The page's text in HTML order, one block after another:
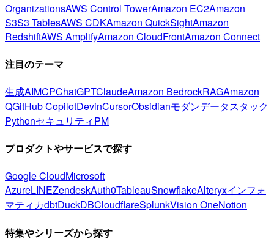
OrganizationsAWS Control TowerAmazon EC2Amazon
S3S3 TablesAWS CDKAmazon QuickSightAmazon
RedshiftAWS AmplifyAmazon CloudFrontAmazon Connect
注目のテーマ
生成AIMCPChatGPTClaudeAmazon BedrockRAGAmazon
QGitHub CopilotDevinCursorObsidianモダンデータスタック
PythonセキュリティPM
プロダクトやサービスで探す
Google CloudMicrosoft
AzureLINEZendeskAuth0TableauSnowflakeAlteryxインフォ
マティカdbtDuckDBCloudflareSplunkVision OneNotion
特集やシリーズから探す